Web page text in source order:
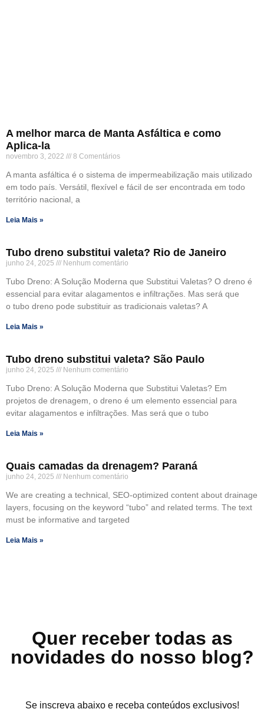
A melhor marca de Manta Asfáltica e como
Aplica-la
novembro 3, 2022 8 Comentários
A manta asfáltica é o sistema de impermeabilização mais utilizado
em todo país. Versátil, flexível e fácil de ser encontrada em todo
território nacional, a
Leia Mais »
Tubo dreno substitui valeta? Rio de Janeiro
junho 24, 2025 Nenhum comentário
Tubo Dreno: A Solução Moderna que Substitui Valetas? O dreno é
essencial para evitar alagamentos e infiltrações. Mas será que
o tubo dreno pode substituir as tradicionais valetas? A
Leia Mais »
Tubo dreno substitui valeta? São Paulo
junho 24, 2025 Nenhum comentário
Tubo Dreno: A Solução Moderna que Substitui Valetas? Em
projetos de drenagem, o dreno é um elemento essencial para
evitar alagamentos e infiltrações. Mas será que o tubo
Leia Mais »
Quais camadas da drenagem? Paraná
junho 24, 2025 Nenhum comentário
We are creating a technical, SEO-optimized content about drainage
layers, focusing on the keyword “tubo” and related terms. The text
must be informative and targeted
Leia Mais »
Quer receber todas as
novidades do nosso blog?
Se inscreva abaixo e receba conteúdos exclusivos!